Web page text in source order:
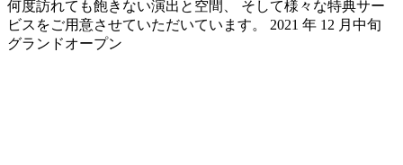
何度訪れても飽きない演出と空間、 そして様々な特典サー
ビスをご用意させていただいています。 2021 年 12 月中旬
グランドオープン